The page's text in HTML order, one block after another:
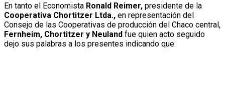
En tanto el Economista Ronald Reimer, presidente de la
Cooperativa Chortitzer Ltda., en representación del
Consejo de las Cooperativas de producción del Chaco central,
Fernheim, Chortitzer y Neuland fue quien acto seguido
dejo sus palabras a los presentes indicando que: